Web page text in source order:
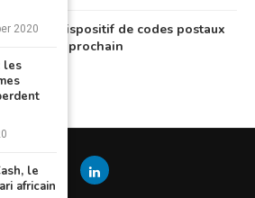
un dispositif de codes postaux
en octobre prochain
2020
les
le
africain